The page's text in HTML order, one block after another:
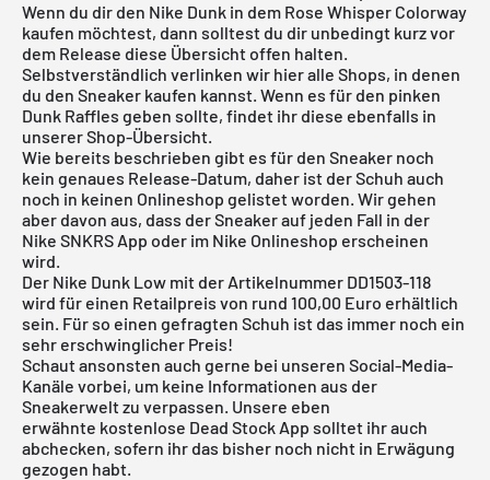
Wenn du dir den Nike Dunk in dem Rose Whisper Colorway
kaufen möchtest, dann solltest du dir unbedingt kurz vor
dem Release diese Übersicht offen halten.
Selbstverständlich verlinken wir hier alle Shops, in denen
du den Sneaker kaufen kannst. Wenn es für den pinken
Dunk Raffles geben sollte, findet ihr diese ebenfalls in
unserer Shop-Übersicht.
Wie bereits beschrieben gibt es für den Sneaker noch
kein genaues Release-Datum, daher ist der Schuh auch
noch in keinen Onlineshop gelistet worden. Wir gehen
aber davon aus, dass der Sneaker auf jeden Fall in der
Nike SNKRS App oder im Nike Onlineshop erscheinen
wird.
Der Nike Dunk Low mit der Artikelnummer DD1503-118
wird für einen Retailpreis von rund 100,00 Euro erhältlich
sein. Für so einen gefragten Schuh ist das immer noch ein
sehr erschwinglicher Preis!
Schaut ansonsten auch gerne bei unseren Social-Media-
Kanäle vorbei, um keine Informationen aus der
Sneakerwelt zu verpassen. Unsere eben
erwähnte kostenlose Dead Stock App solltet ihr auch
abchecken, sofern ihr das bisher noch nicht in Erwägung
gezogen habt.